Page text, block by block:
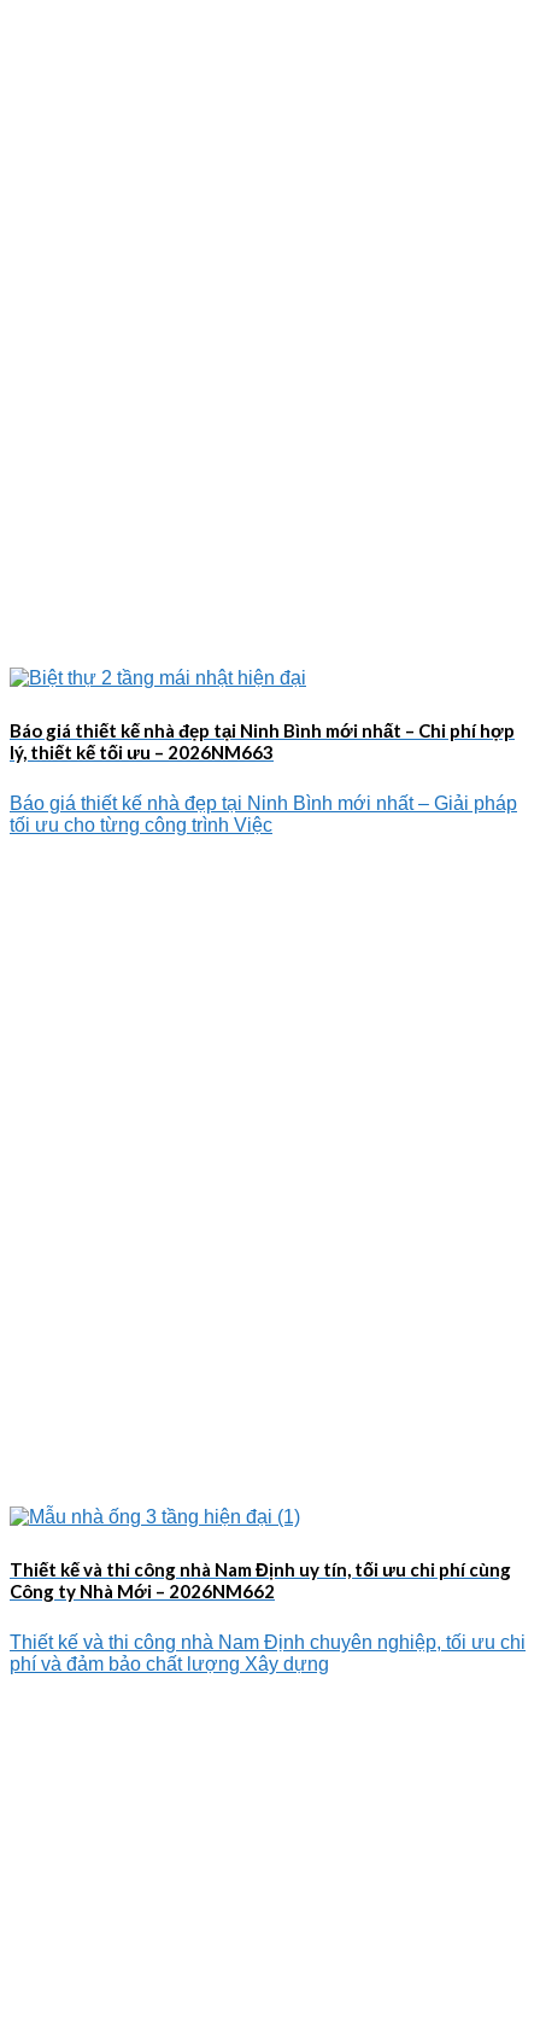
Báo giá thiết kế nhà đẹp tại Ninh Bình mới nhất – Chi phí hợp
lý, thiết kế tối ưu – 2026NM663
Báo giá thiết kế nhà đẹp tại Ninh Bình mới nhất – Giải pháp
tối ưu cho từng công trình Việc
Thiết kế và thi công nhà Nam Định uy tín, tối ưu chi phí cùng
Công ty Nhà Mới – 2026NM662
Thiết kế và thi công nhà Nam Định chuyên nghiệp, tối ưu chi
phí và đảm bảo chất lượng Xây dựng